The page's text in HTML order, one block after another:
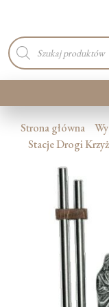
Wyszukiwarka
produktów
Kategorie
Nowości
Kontakt
Strona główna
Stacje Drogi